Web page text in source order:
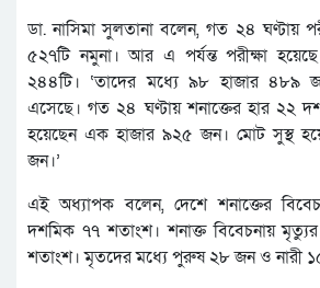
ডা. নাসিমা সুলতানা বলেন, গত ২৪ ঘণ্টায়
৫২৭টি নমুনা। আর এ পর্যন্ত পরীক্ষা
২৪৪টি। ‘তাদের মধ্যে ৯৮ হাজার ৪৮৯
এসেছে। গত ২৪ ঘণ্টায় শনাক্তের হার ২২
হয়েছেন এক হাজার ৯২৫ জন। মোট সুস্থ
জন।’
এই অধ্যাপক বলেন, দেশে শনাক্তের
দশমিক ৭৭ শতাংশ। শনাক্ত বিবেচনায়
শতাংশ। মৃতদের মধ্যে পুরুষ ২৮ জন ও নারী